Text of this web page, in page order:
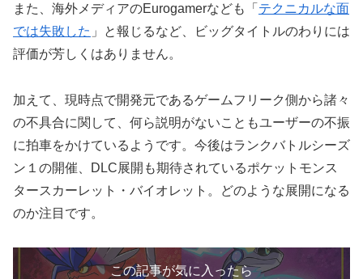
また、海外メディアのEurogamerなども「 テクニカルな面
では失敗した 」と報じるなど、ビッグタイトルのわりには
評価が芳しくはありません。
加えて、現時点で開発元であるゲームフリーク側から諸々
の不具合に関して、何ら説明がないこともユーザーの不振
に拍車をかけているようです。今後はランクバトルシーズ
ン１の開催、DLC展開も期待されているポケットモンス
タースカーレット・バイオレット。どのような展開になる
のか注目です。
この記事が気に入ったら